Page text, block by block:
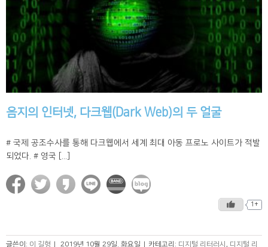
음지의 인터넷, 다크웹(Dark Web)의 두 얼굴
# 국제 공조수사를 통해 다크웹에서 세계 최대 아동 프로노 사이트가 적발
되었다. # 영국 [...]
1+
글쓴이: 이 길형 2019년 10월 29일. 화요일 카테고리: 디지털 리터러시 , 디지털 리